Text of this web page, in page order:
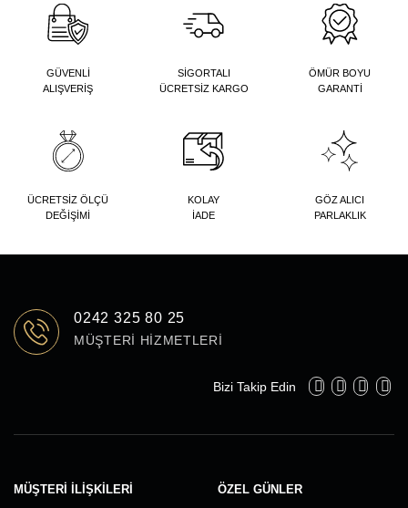
GÜVENLİ
ALIŞVERİŞ
SİGORTALI
ÜCRETSİZ KARGO
ÖMÜR BOYU
GARANTİ
ÜCRETSİZ ÖLÇÜ
DEĞİŞİMİ
KOLAY
İADE
GÖZ ALICI
PARLAKLIK
0242 325 80 25
MÜŞTERI HIZMETLERI
Bizi Takip Edin
MÜŞTERI İLIŞKILERI ÖZEL GÜNLER